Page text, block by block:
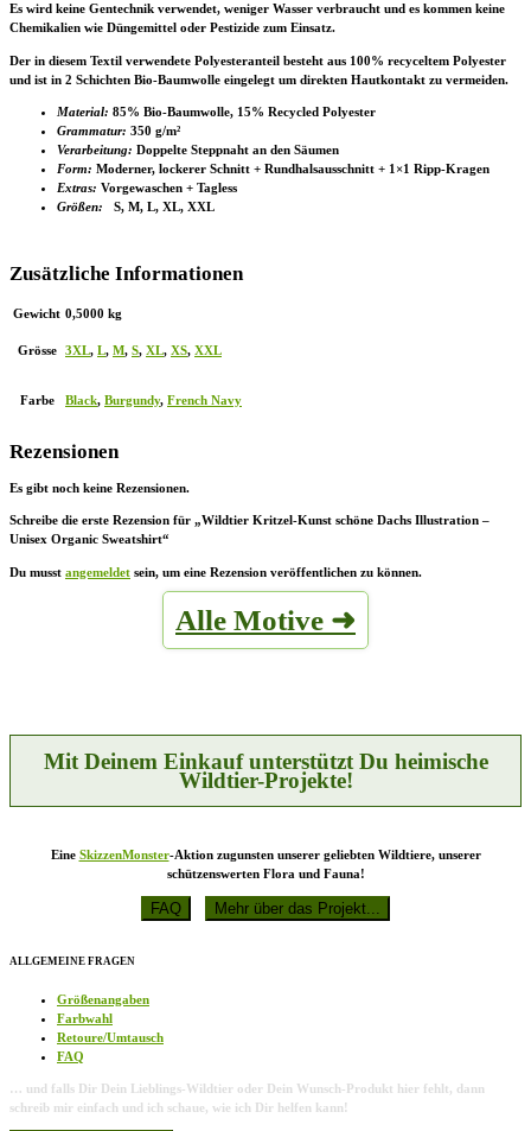
Es wird keine Gentechnik verwendet, weniger Wasser verbraucht und es kommen keine
Chemikalien wie Düngemittel oder Pestizide zum Einsatz.
Der in diesem Textil verwendete Polyesteranteil besteht aus 100% recyceltem Polyester
und ist in 2 Schichten Bio-Baumwolle eingelegt um direkten Hautkontakt zu vermeiden.
Material: 85% Bio-Baumwolle, 15% Recycled Polyester
Grammatur: 350 g/m²
Verarbeitung: Doppelte Steppnaht an den Säumen
Form: Moderner, lockerer Schnitt + Rundhalsausschnitt + 1×1 Ripp-Kragen
Extras: Vorgewaschen + Tagless
Größen: S, M, L, XL, XXL
Zusätzliche Informationen
Gewicht 0,5000 kg
Grösse 3XL, L, M, S, XL, XS, XXL
Farbe Black, Burgundy, French Navy
Rezensionen
Es gibt noch keine Rezensionen.
Schreibe die erste Rezension für „Wildtier Kritzel-Kunst schöne Dachs Illustration –
Unisex Organic Sweatshirt“
Du musst angemeldet sein, um eine Rezension veröffentlichen zu können.
Alle Motive ➜
Mit Deinem Einkauf unterstützt Du heimische
Wildtier-Projekte!
Eine SkizzenMonster-Aktion zugunsten unserer geliebten Wildtiere, unserer
schützenswerten Flora und Fauna!
ALLGEMEINE FRAGEN
Größenangaben
Farbwahl
Retoure/Umtausch
FAQ
… und falls Dir Dein Lieblings-Wildtier oder Dein Wunsch-Produkt hier fehlt, dann
schreib mir einfach und ich schaue, wie ich Dir helfen kann!